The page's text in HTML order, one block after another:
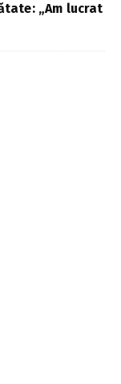
„Am lucrat